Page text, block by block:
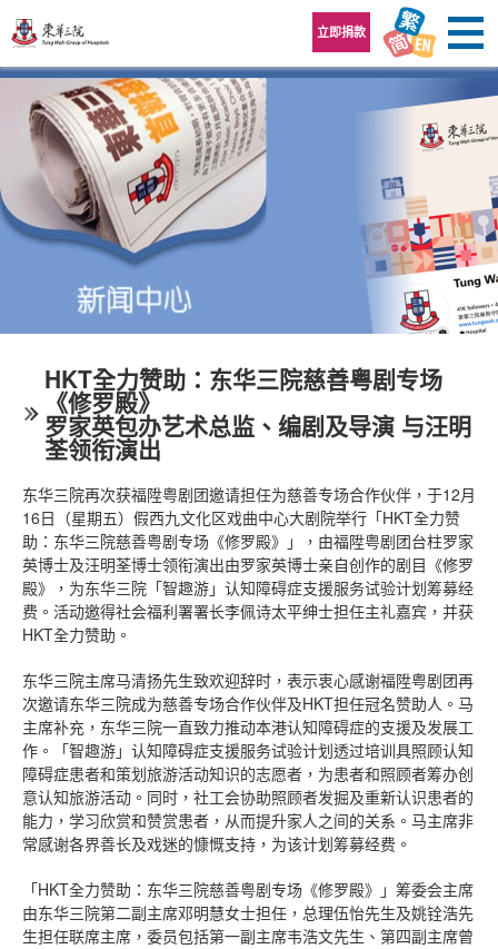
立即捐款
HKT全力赞助：东华三院慈善粤剧专场
《修罗殿》
罗家英包办艺术总监、编剧及导演 与汪明
荃领衔演出
东华三院再次获福陞粤剧团邀请担任为慈善专场合作伙伴，于12月
16日（星期五）假西九文化区戏曲中心大剧院举行「HKT全力赞
助：东华三院慈善粤剧专场《修罗殿》」，由福陞粤剧团台柱罗家
英博士及汪明荃博士领衔演出由罗家英博士亲自创作的剧目《修罗
殿》，为东华三院「智趣游」认知障碍症支援服务试验计划筹募经
费。活动邀得社会福利署署长李佩诗太平绅士担任主礼嘉宾，并获
HKT全力赞助。
东华三院主席马清扬先生致欢迎辞时，表示衷心感谢福陞粤剧团再
次邀请东华三院成为慈善专场合作伙伴及HKT担任冠名赞助人。马
主席补充，东华三院一直致力推动本港认知障碍症的支援及发展工
作。「智趣游」认知障碍症支援服务试验计划透过培训具照顾认知
障碍症患者和策划旅游活动知识的志愿者，为患者和照顾者筹办创
意认知旅游活动。同时，社工会协助照顾者发掘及重新认识患者的
能力，学习欣赏和赞赏患者，从而提升家人之间的关系。马主席非
常感谢各界善长及戏迷的慷慨支持，为该计划筹募经费。
「HKT全力赞助：东华三院慈善粤剧专场《修罗殿》」筹委会主席
由东华三院第二副主席邓明慧女士担任，总理伍怡先生及姚铨浩先
生担任联席主席，委员包括第一副主席韦浩文先生、第四副主席曾